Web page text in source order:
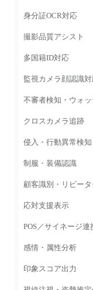
身分証OCR対応
撮影品質アシスト
多国籍ID対応
監視カメラ顔認識
不審者検知・ウォ
クロスカメラ追跡
侵入・行動異常検知
制服・装備認識
顧客識別・リピー
応対支援表示
POS／サイネージ連
感情・属性分析
印象スコア出力